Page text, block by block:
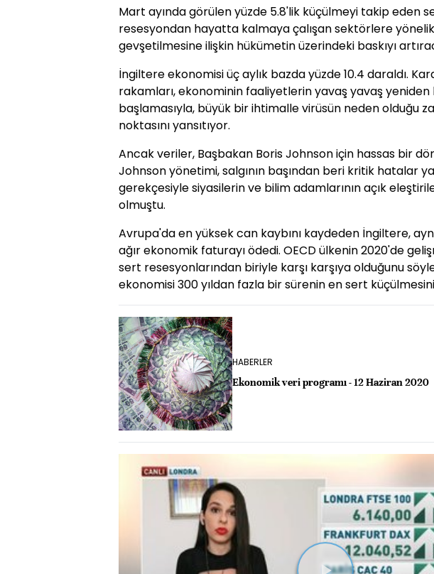
Mart ayında görülen yüzde 5.8'lik küçülmeyi takip eden
resesyondan hayatta kalmaya çalışan sektörlere
gevşetilmesine ilişkin hükümetin üzerindeki baskıyı
İngiltere ekonomisi üç aylık bazda yüzde 10.4 daraldı.
rakamları, ekonominin faaliyetlerin yavaş yavaş yeniden
başlamasıyla, büyük bir ihtimalle virüsün neden olduğu
noktasını yansıtıyor.
Ancak veriler, Başbakan Boris Johnson için hassas bir
Johnson yönetimi, salgının başından beri kritik hatalar
gerekçesiyle siyasilerin ve bilim adamlarının açık
olmuştu.
Avrupa'da en yüksek can kaybını kaydeden İngiltere,
ağır ekonomik faturayı ödedi. OECD ülkenin 2020'de
sert resesyonlarından biriyle karşı karşıya olduğunu
ekonomisi 300 yıldan fazla bir sürenin en sert küçülmesini
HABERLER
Ekonomik veri programı - 12 Haziran 2020